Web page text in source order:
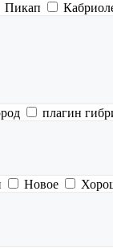
Пикап
плагин
Новое